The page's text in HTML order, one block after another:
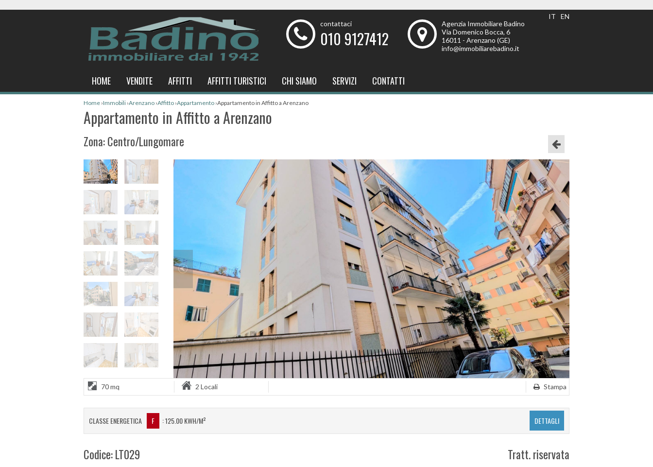
IT
EN
contattaci
010 9127412
Agenzia Immobiliare Badino
Via Domenico Bocca, 6
16011 - Arenzano (GE)
info@immobiliarebadino.it
HOME VENDITE AFFITTI AFFITTI TURISTICI CHI SIAMO SERVIZI CONTATTI
Home ›Immobili ›Arenzano ›Affitto ›Appartamento ›Appartamento in Affitto a Arenzano
Appartamento in Affitto a Arenzano
Zona: Centro/Lungomare
70 mq 2 Locali Stampa
CLASSE ENERGETICA F : 125.00 KWH/M² DETTAGLI
Codice: LT029 Tratt. riservata